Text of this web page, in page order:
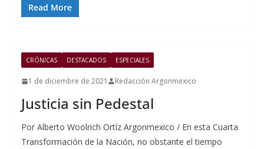
Read More
CRÓNICAS DESTACADOS ESPECIALES
1 de diciembre de 2021 Redacción Argonmexico
Justicia sin Pedestal
Por Alberto Woolrich Ortíz Argonmexico / En esta Cuarta
Transformación de la Nación, no obstante el tiempo